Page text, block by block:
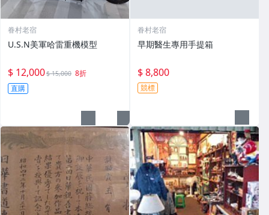
眷村老宿
U.S.N美軍哈雷重機模型
$ 12,000$ 15,000 8折
直購
眷村老宿
早期醫生專用手提箱
$ 8,800
競標